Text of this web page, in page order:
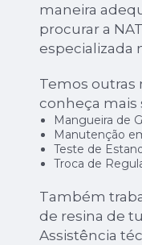
maneira
procurar a
especializada
Temos outras
conheça mais
Mangueira de
Manutenção
Teste de
Troca de
Também
de resina de
Assistência